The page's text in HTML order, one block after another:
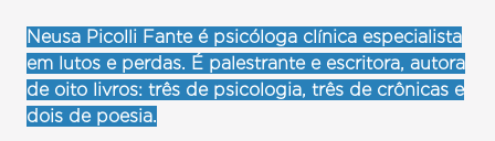
Neusa Picolli Fante é psicóloga clínica especialista
em lutos e perdas. É palestrante e escritora, autora
de oito livros: três de psicologia, três de crônicas e
dois de poesia.